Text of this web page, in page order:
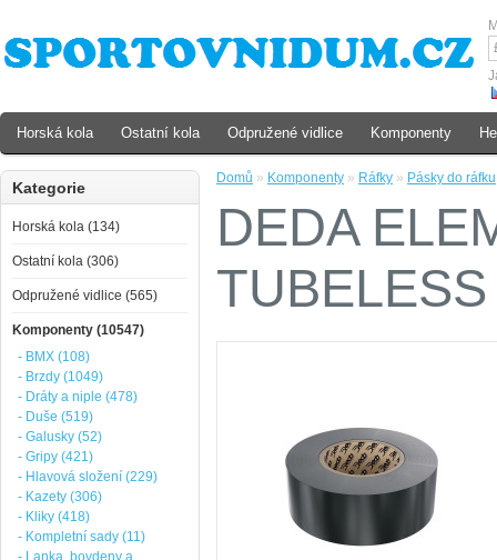
Domů » Komponenty » Ráfky » Pásky do ráfku
DEDA
Kategorie
Horská kola (134)
Ostatní kola (306)
Odpružené vidlice (565)
Komponenty (10547)
- BMX (108)
- Brzdy (1049)
- Dráty a niple (478)
- Duše (519)
- Galusky (52)
- Gripy (421)
- Hlavová složení (229)
- Kazety (306)
- Kliky (418)
- Kompletní sady (11)
- Lanka, bovdeny a
Horská kola Ostatní kola Odpružené vidlice Komponenty